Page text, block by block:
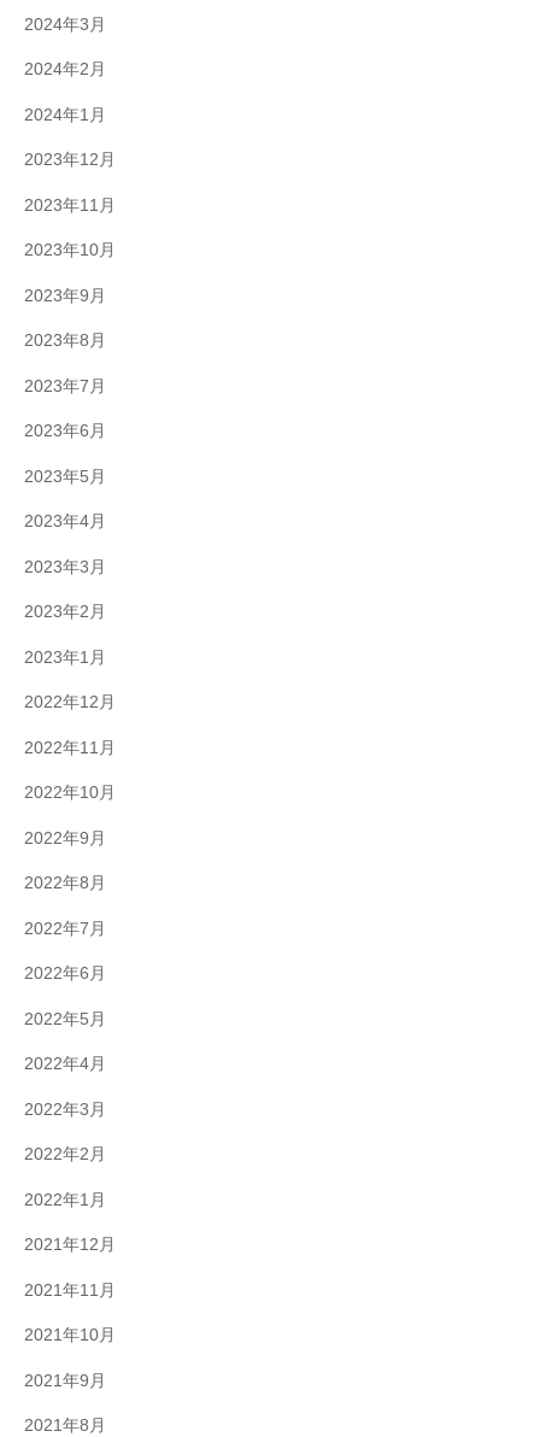
2024年3月
2024年2月
2024年1月
2023年12月
2023年11月
2023年10月
2023年9月
2023年8月
2023年7月
2023年6月
2023年5月
2023年4月
2023年3月
2023年2月
2023年1月
2022年12月
2022年11月
2022年10月
2022年9月
2022年8月
2022年7月
2022年6月
2022年5月
2022年4月
2022年3月
2022年2月
2022年1月
2021年12月
2021年11月
2021年10月
2021年9月
2021年8月